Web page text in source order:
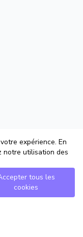
expérience. En
notre utilisation des
tous les
cookies